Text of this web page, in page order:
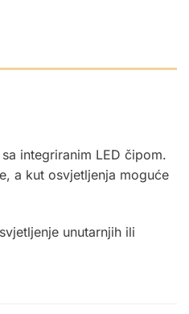
integriranim LED čipom.
a kut osvjetljenja moguće
unutarnjih ili